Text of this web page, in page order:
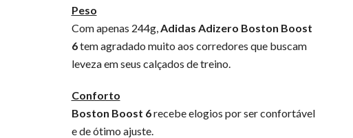
Peso
Com apenas 244g,Adidas Adizero Boston Boost
6tem agradado muito aos corredores que buscam
leveza em seus calçados de treino.
Conforto
Boston Boost 6recebe elogios por ser confortável
e de ótimo ajuste.